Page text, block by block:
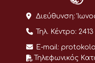
Διεύθυνση:
Τηλ. Κέντρο:
E-mail:
Τηλεφωνικός